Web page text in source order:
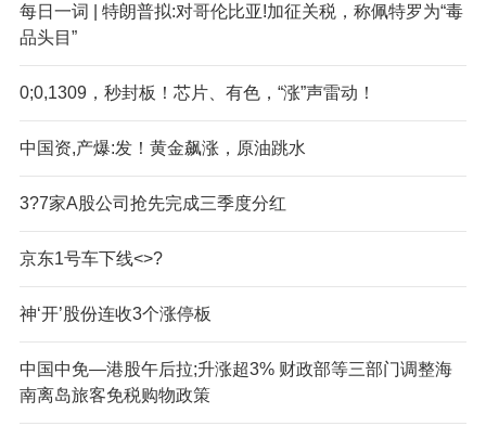
每日一词 | 特朗普拟:对哥伦比亚!加征关税，称佩特罗为“毒
品头目”
0;0,1309，秒封板！芯片、有色，“涨”声雷动！
中国资,产爆:发！黄金飙涨，原油跳水
3?7家A股公司抢先完成三季度分红
京东1号车下线<>?
神‘开’股份连收3个涨停板
中国中免—港股午后拉;升涨超3% 财政部等三部门调整海
南离岛旅客免税购物政策